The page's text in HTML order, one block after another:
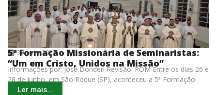
30 junho 2026
5ª Formação Missionária de Seminaristas:
“Um em Cristo, Unidos na Missão”
Informações por: José Donderi Revisão: POM Entre os dias 26 e
28 de junho, em São Roque (SP), aconteceu a 5ª Formação
Missionária de
Ler mais...